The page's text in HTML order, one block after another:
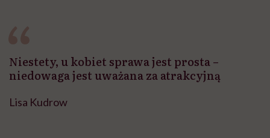
Niestety, u kobiet sprawa jest prosta –
niedowaga jest uważana za atrakcyjną
Lisa Kudrow